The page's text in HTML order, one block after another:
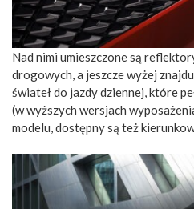
Nad nimi umieszczone są
drogowych, a jeszcze wyżej
świateł do jazdy dziennej, które
(w wyższych wersjach
modelu, dostępny są też